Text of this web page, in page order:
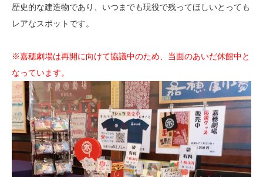
歴史的な建造物であり、いつまでも現役で残ってほしいとっても
レアなスポットです。
※嘉穂劇場は再開に向けて協議中のため、当面のあいだ休館中と
なっています。